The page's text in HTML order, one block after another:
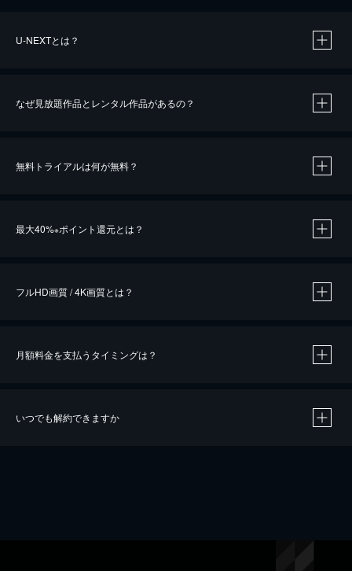
U-NEXTとは？
なぜ見放題作品とレンタル作品があるの？
無料トライアルは何が無料？
最大40%※ポイント還元とは？
※40％ポイント還元の対象は、クレジットカード決済による作品の購入 / レンタルです。
iOSアプリのUコイン決済による作品の購入 / レンタルは、20％のポイント還元です。
フルHD画質 / 4K画質とは？
月額料金を支払うタイミングは？
いつでも解約できますか